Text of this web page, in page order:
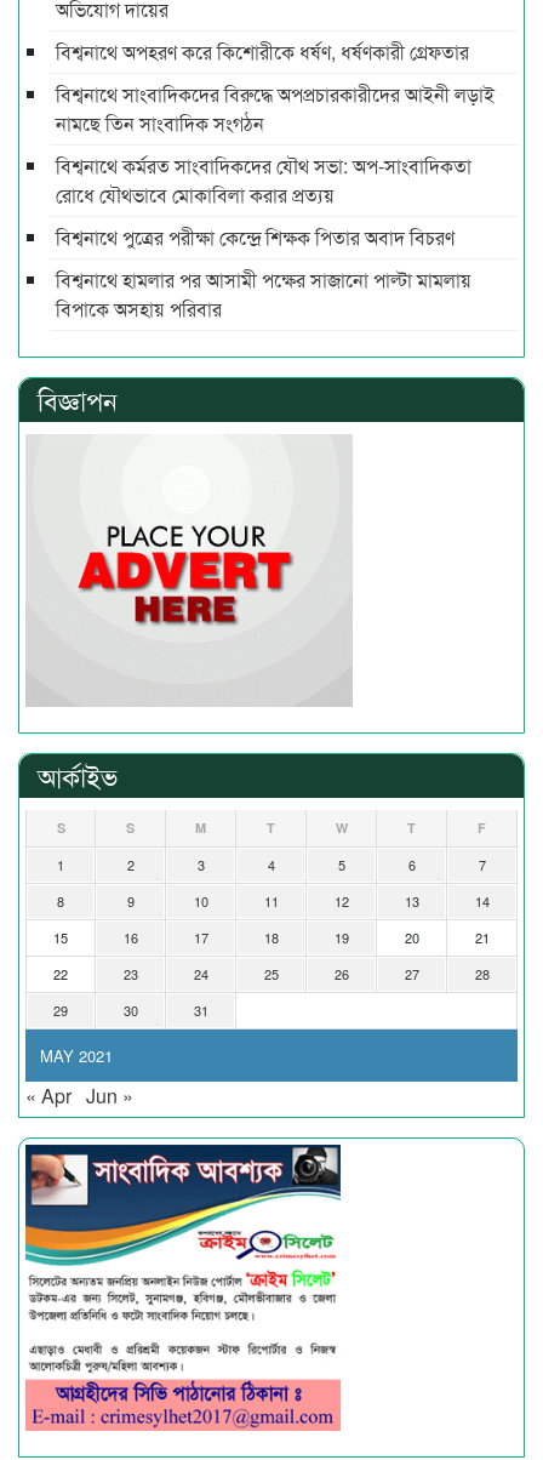
অভিযোগ দায়ের
বিশ্বনাথে অপহরণ করে কিশোরীকে ধর্ষণ, ধর্ষণকারী গ্রেফতার
বিশ্বনাথে সাংবাদিকদের বিরুদ্ধে অপপ্রচারকারীদের আইনী লড়াই
নামছে তিন সাংবাদিক সংগঠন
বিশ্বনাথে কর্মরত সাংবাদিকদের যৌথ সভা: অপ-সাংবাদিকতা
রোধে যৌথভাবে মোকাবিলা করার প্রত্যয়
বিশ্বনাথে পুত্রের পরীক্ষা কেন্দ্রে শিক্ষক পিতার অবাদ বিচরণ
বিশ্বনাথে হামলার পর আসামী পক্ষের সাজানো পাল্টা মামলায়
বিপাকে অসহায় পরিবার
বিজ্ঞাপন
আর্কাইভ
MAY 2021
S S M T W T F
1 2 3 4 5 6
7
8
9 10 11 12 13
14
15
16 17 18 19 20
21
22
23 24 25 26 27
28
29
30 31
« Apr Jun »